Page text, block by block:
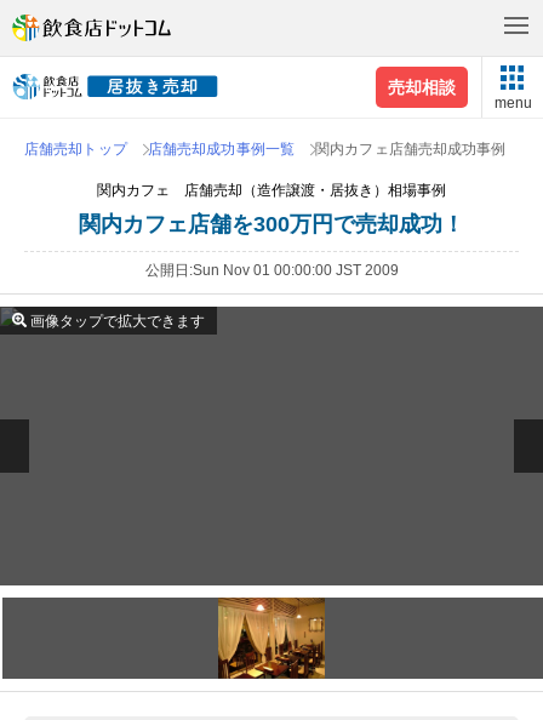
売却相談
menu
店舗売却トップ 店舗売却成功事例一覧 関内カフェ店舗売却成功事例
関内カフェ 店舗売却（造作譲渡・居抜き）相場事例
関内カフェ店舗を300万円で売却成功！
公開日 Sun Nov 01 00:00:00 JST 2009
画像タップで拡大できます